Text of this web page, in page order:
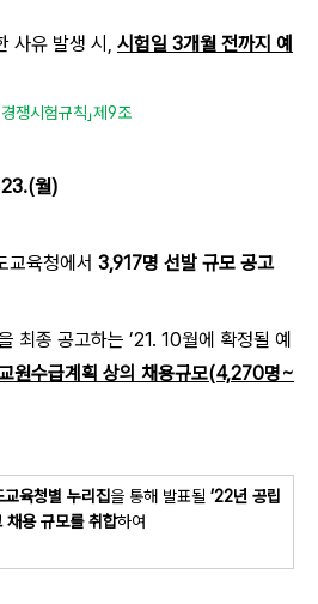
사유 발생 시, 시험일 3개월 전까지 예
쟁시험규칙」제9조
23.(월)
교육청에서 3,917명 선발 규모 공고
최종 공고하는 ’21. 10월에 확정될 예
원수급계획 상의 채용규모(4,270명~
교육청별 누리집을 통해 발표될 ’22년 공립
채용 규모를 취합하여